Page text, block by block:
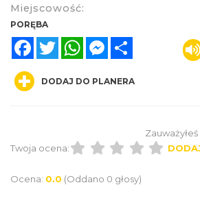
Miejscowość:
PORĘBA
FacebookTwitterWhatsAppMessenger
DODAJ DO PLANERA
Twoja ocena:
Ocena: 0.0 (Oddano 0 głosy)